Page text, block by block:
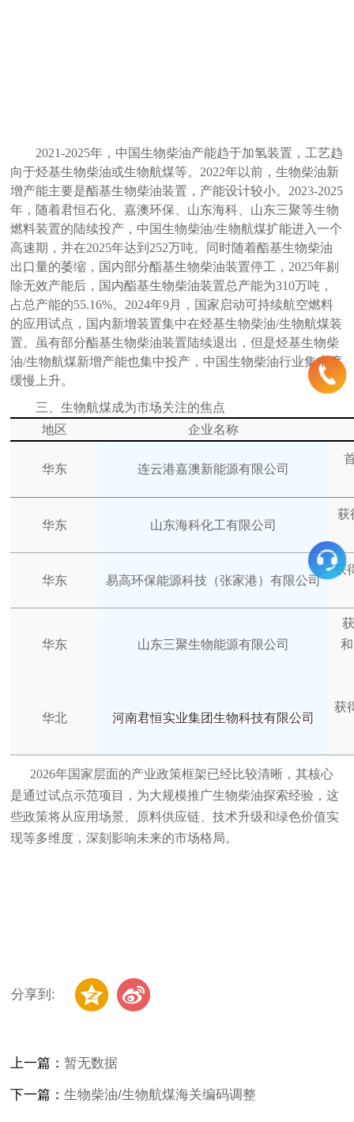
2021-2025年，中国生物柴油产能趋于加氢装置，工艺趋
向于烃基生物柴油或生物航煤等。2022年以前，生物柴油新
增产能主要是酯基生物柴油装置，产能设计较小。2023-2025
年，随着君恒石化、嘉澳环保、山东海科、山东三聚等生物
燃料装置的陆续投产，中国生物柴油/生物航煤扩能进入一个
高速期，并在2025年达到252万吨。同时随着酯基生物柴油
出口量的萎缩，国内部分酯基生物柴油装置停工，2025年剔
除无效产能后，国内酯基生物柴油装置总产能为310万吨，
占总产能的55.16%。2024年9月，国家启动可持续航空燃料
的应用试点，国内新增装置集中在烃基生物柴油/生物航煤装
置。虽有部分酯基生物柴油装置陆续退出，但是烃基生物柴
油/生物航煤新增产能也集中投产，中国生物柴油行业集中度
缓慢上升。
三、生物航煤成为市场关注的焦点
地区
企业名称
华东 连云港嘉澳新能源有限公司
华东 山东海科化工有限公司
获
华东 易高环保能源科技（张家港）有限公司
获
华东 山东三聚生物能源有限公司
华北 河南君恒实业集团生物科技有限公司
获
2026年国家层面的产业政策框架已经比较清晰，其核心
是通过试点示范项目，为大规模推广生物柴油探索经验，这
些政策将从应用场景、原料供应链、技术升级和绿色价值实
现等多维度，深刻影响未来的市场格局。
分享到:
上一篇：暂无数据
下一篇：生物柴油/生物航煤海关编码调整